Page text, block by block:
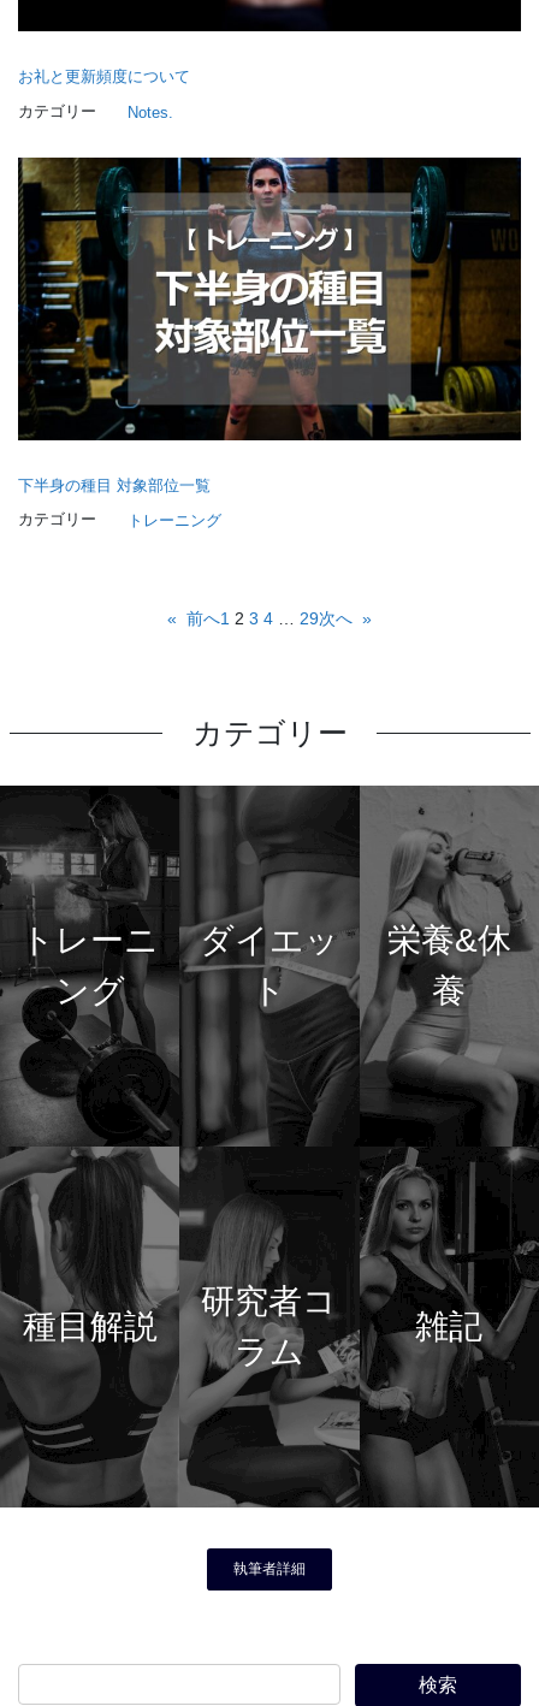
お礼と更新頻度について
カテゴリー
Notes.
下半身の種目 対象部位一覧
カテゴリー
トレーニング
« 前へ1 2 3 4 29次へ »
カテゴリー
トレーニ
ング
ダイエッ
ト
栄養&休
養
種目解説
研究者コ
ラム
雑記
執筆者詳細